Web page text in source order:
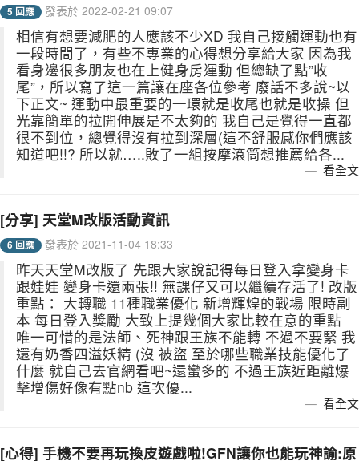
5 回應 發表於 2022-02-21 09:07
相信有想要減肥的人應該不少XD 我自己接觸運動也有
一段時間了，有些不專業的心得想分享給大家 因為我
看身邊很多朋友也在上健身房運動 但總缺了點”收
尾”，所以寫了這一篇讓在座各位參考 廢話不多說~以
下正文~ 運動中最重要的一環就是收尾也就是收操 但
光靠簡單的拉開伸展是不太夠的 我自己是覺得一直都
很不到位，總覺得沒有拉到深層(這不舒服感你們應該
知道吧!!? 所以就…..敗了一組按摩滾筒想推薦給各...
看全文
[分享] 天堂M改版活動資訊
6 回應 發表於 2021-11-04 18:33
昨天天堂M改版了 先跟大家說記得每日登入拿變身卡
跟娃娃 變身卡還兩張!! 無課仔又可以繼續存活了! 改版
重點： 大轉職 11種職業優化 新增輝煌的戰場 限時副
本 每日登入獎勵 大致上提幾個大家比較在意的重點
唯一可惜的是法師、死神跟王族不能轉 不過不要緊 我
還有奶香四溢妖精 (沒 被盜 至於哪些職業技能優化了
什麼 就自己去官網看吧~還蠻多的 不過王族近距離爆
擊增傷好像有點nb 這次優...
看全文
[心得] 手機不要再玩換皮遊戲啦!GFN讓你也能玩神諭:原